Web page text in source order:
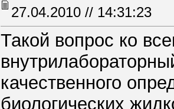
27.04.2010 // 14:31:23
Такой вопрос ко
качественного
биологических